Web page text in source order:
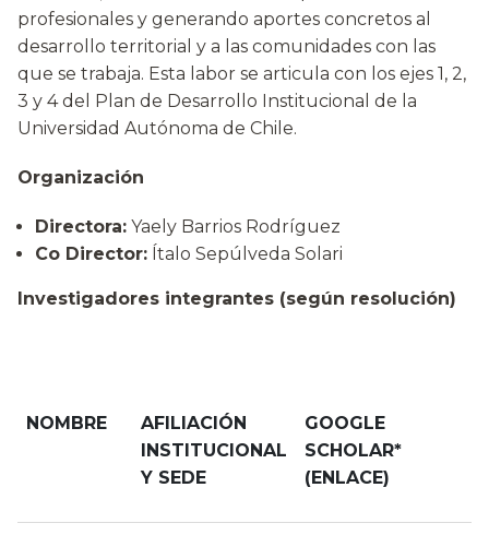
profesionales y generando aportes concretos al
desarrollo territorial y a las comunidades con las
que se trabaja. Esta labor se articula con los ejes 1, 2,
3 y 4 del Plan de Desarrollo Institucional de la
Universidad Autónoma de Chile.
Organización
Directora: Yaely Barrios Rodríguez
Co Director: Ítalo Sepúlveda Solari
Investigadores integrantes (según resolución)
NOMBRE
AFILIACIÓN
INSTITUCIONAL
Y SEDE
GOOGLE
SCHOLAR*
(ENLACE)